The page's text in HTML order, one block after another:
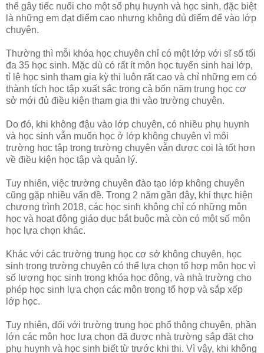
thể gây tiếc nuối cho một số phụ huynh và học sinh, đặc biệt
là những em đạt điểm cao nhưng không đủ điểm để vào lớp
chuyên.
Thường thì mỗi khóa học chuyên chỉ có một lớp với sĩ số tối
đa 35 học sinh. Mặc dù có rất ít môn học tuyển sinh hai lớp,
tỉ lệ học sinh tham gia kỳ thi luôn rất cao và chỉ những em có
thành tích học tập xuất sắc trong cả bốn năm trung học cơ
sở mới đủ điều kiện tham gia thi vào trường chuyên.
Do đó, khi không đậu vào lớp chuyên, có nhiều phụ huynh
và học sinh vẫn muốn học ở lớp không chuyên vì môi
trường học tập trong trường chuyên vẫn được coi là tốt hơn
về điều kiện học tập và quản lý.
Tuy nhiên, việc trường chuyên đào tạo lớp không chuyên
cũng gặp nhiều vấn đề. Trong 2 năm gần đây, khi thực hiện
chương trình 2018, các học sinh không chỉ có những môn
học và hoạt động giáo dục bắt buộc mà còn có một số môn
học lựa chọn khác.
Khác với các trường trung học cơ sở không chuyên, học
sinh trong trường chuyên có thể lựa chọn tổ hợp môn học vì
số lượng học sinh trong khóa học đông, và nhà trường cho
phép học sinh lựa chọn các môn trong tổ hợp và sắp xếp
lớp học.
Tuy nhiên, đối với trường trung học phổ thông chuyên, phần
lớn các môn học lựa chọn đã được nhà trường sắp đặt cho
phụ huynh và học sinh biết từ trước khi thi. Vì vậy, khi không